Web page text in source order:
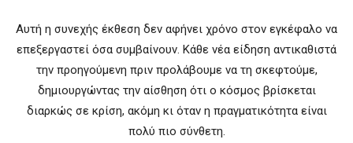
Αυτή η συνεχής έκθεση δεν αφήνει χρόνο στον εγκέφαλο να
επεξεργαστεί όσα συμβαίνουν. Κάθε νέα είδηση αντικαθιστά
την προηγούμενη πριν προλάβουμε να τη σκεφτούμε,
δημιουργώντας την αίσθηση ότι ο κόσμος βρίσκεται
διαρκώς σε κρίση, ακόμη κι όταν η πραγματικότητα είναι
πολύ πιο σύνθετη.